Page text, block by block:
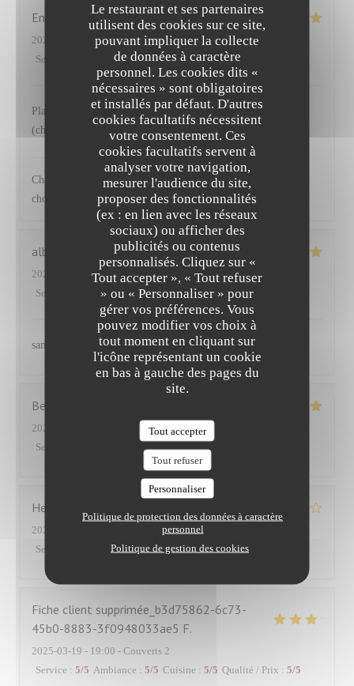
Le restaurant et ses partenaires
utilisent des cookies sur ce site,
pouvant impliquer la collecte
de données à caractère
personnel. Les cookies dits «
nécessaires » sont obligatoires
et installés par défaut. D'autres
cookies facultatifs nécessitent
votre consentement. Ces
cookies facultatifs servent à
analyser votre navigation,
mesurer l'audience du site,
proposer des fonctionnalités
(ex : en lien avec les réseaux
sociaux) ou afficher des
publicités ou contenus
personnalisés. Cliquez sur «
Tout accepter », « Tout refuser
» ou « Personnaliser » pour
gérer vos préférences. Vous
pouvez modifier vos choix à
tout moment en cliquant sur
l'icône représentant un cookie
en bas à gauche des pages du
site.
Tout accepter
Tout refuser
Personnaliser
Politique de protection des données à caractère
personnel
Politique de gestion des cookies
Emmanuel P
2025-03-28
- 12:15 - Couverts 2
Service
Ambiance: 5/5 Cuisine: 5/5 Qualité / Prix
Plats goûteux, de saison. Belles compositions de légumes
(choux) accompagnant le saumon
NEUILLY'S a répondu à cet avis
Cher Emmanuel Ravi que vous ayez apprécié nos plats et les
choix de légumes proposés Au plaisir
albane
2025-03-27
- 12:45 - Couverts 2
Service
Ambiance : 5/5 Cuisine: 5/5 Qualité / Prix
sans aucun doute
Benoit
2025-03-25
- 12:30 - Couverts 5
Service
4/5 Cuisine: 5/5
Hervé
2025-03-26
- 12:30 - Couverts 2
Service
Ambiance: 5/5 Cuisine: 4/5 Qualité / Prix
Fiche client supprimée_b3d75862-6c73-
45b0-8883-3f0948033ae5 F
2025-03-19 - 19:00 - Couverts 2
Service : 5/5 Ambiance : 5/5 Cuisine : 5/5 Qualité / Prix : 5/5